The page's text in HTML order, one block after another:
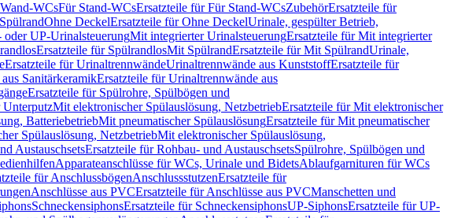
WCsFür Stand-WCsErsatzteile für Für Stand-WCsZubehörErsatzteile für
Ohne DeckelErsatzteile für Ohne DeckelUrinale, gespülter Betrieb,
UP-UrinalsteuerungMit integrierter UrinalsteuerungErsatzteile für Mit integrierter
Ersatzteile für SpülrandlosMit SpülrandErsatzteile für Mit SpülrandUrinale,
Ersatzteile für UrinaltrennwändeUrinaltrennwände aus KunststoffErsatzteile für
SanitärkeramikErsatzteile für Urinaltrennwände aus
Ersatzteile für Spülrohre, Spülbögen und
UnterputzMit elektronischer Spülauslösung, NetzbetriebErsatzteile für Mit elektronischer
BatteriebetriebMit pneumatischer SpülauslösungErsatzteile für Mit pneumatischer
Spülauslösung, NetzbetriebMit elektronischer Spülauslösung,
AustauschsetsErsatzteile für Rohbau- und AustauschsetsSpülrohre, Spülbögen und
Apparateanschlüsse für WCs, Urinale und BidetsAblaufgarnituren für WCs
für AnschlussbögenAnschlussstutzenErsatzteile für
Anschlüsse aus PVCErsatzteile für Anschlüsse aus PVCManschetten und
SchneckensiphonsErsatzteile für SchneckensiphonsUP-SiphonsErsatzteile für UP-